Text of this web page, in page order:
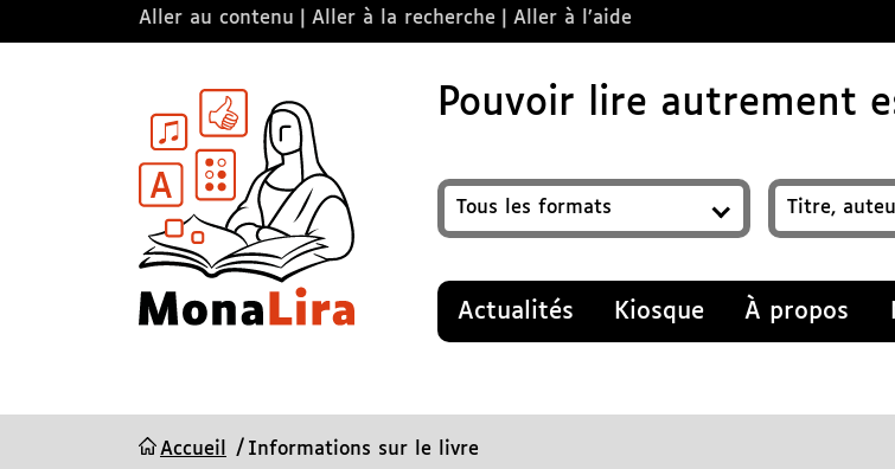
Aller au contenu Aller à la recherche Aller à l’aide
Pouvoir lire autrement
Format
Recherchez un titre, auteur, ISBN, sujet…
Actualités Kiosque À propos
Accueil Informations sur le livre